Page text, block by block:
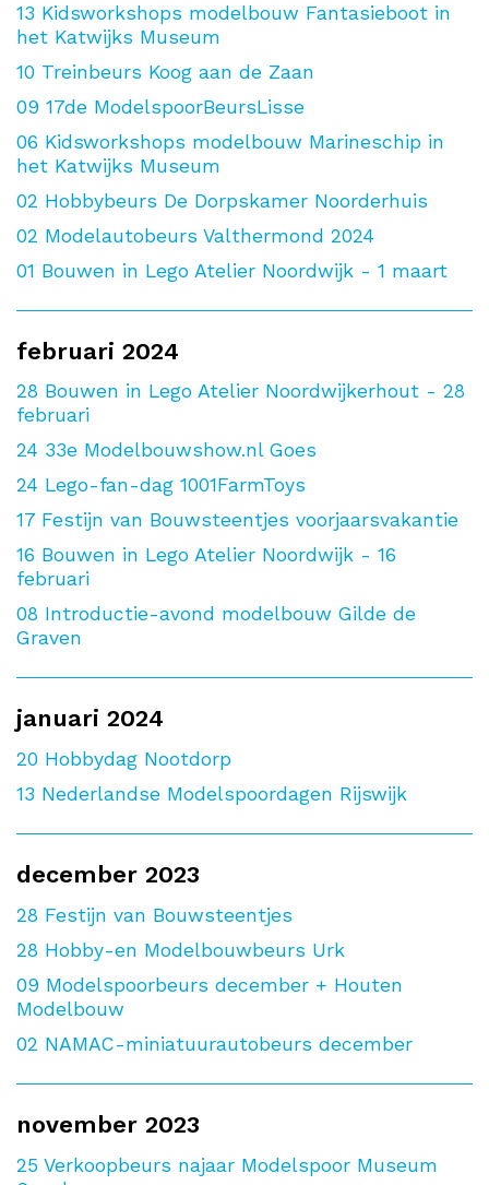
13 Kidsworkshops modelbouw Fantasieboot in
het Katwijks Museum
10 Treinbeurs Koog aan de Zaan
09 17de ModelspoorBeursLisse
06 Kidsworkshops modelbouw Marineschip in
het Katwijks Museum
02 Hobbybeurs De Dorpskamer Noorderhuis
02 Modelautobeurs Valthermond 2024
01 Bouwen in Lego Atelier Noordwijk - 1 maart
februari 2024
28 Bouwen in Lego Atelier Noordwijkerhout - 28
februari
24 33e Modelbouwshow.nl Goes
24 Lego-fan-dag 1001FarmToys
17 Festijn van Bouwsteentjes voorjaarsvakantie
16 Bouwen in Lego Atelier Noordwijk - 16
februari
08 Introductie-avond modelbouw Gilde de
Graven
januari 2024
20 Hobbydag Nootdorp
13 Nederlandse Modelspoordagen Rijswijk
december 2023
28 Festijn van Bouwsteentjes
28 Hobby-en Modelbouwbeurs Urk
09 Modelspoorbeurs december + Houten
Modelbouw
02 NAMAC-miniatuurautobeurs december
november 2023
25 Verkoopbeurs najaar Modelspoor Museum